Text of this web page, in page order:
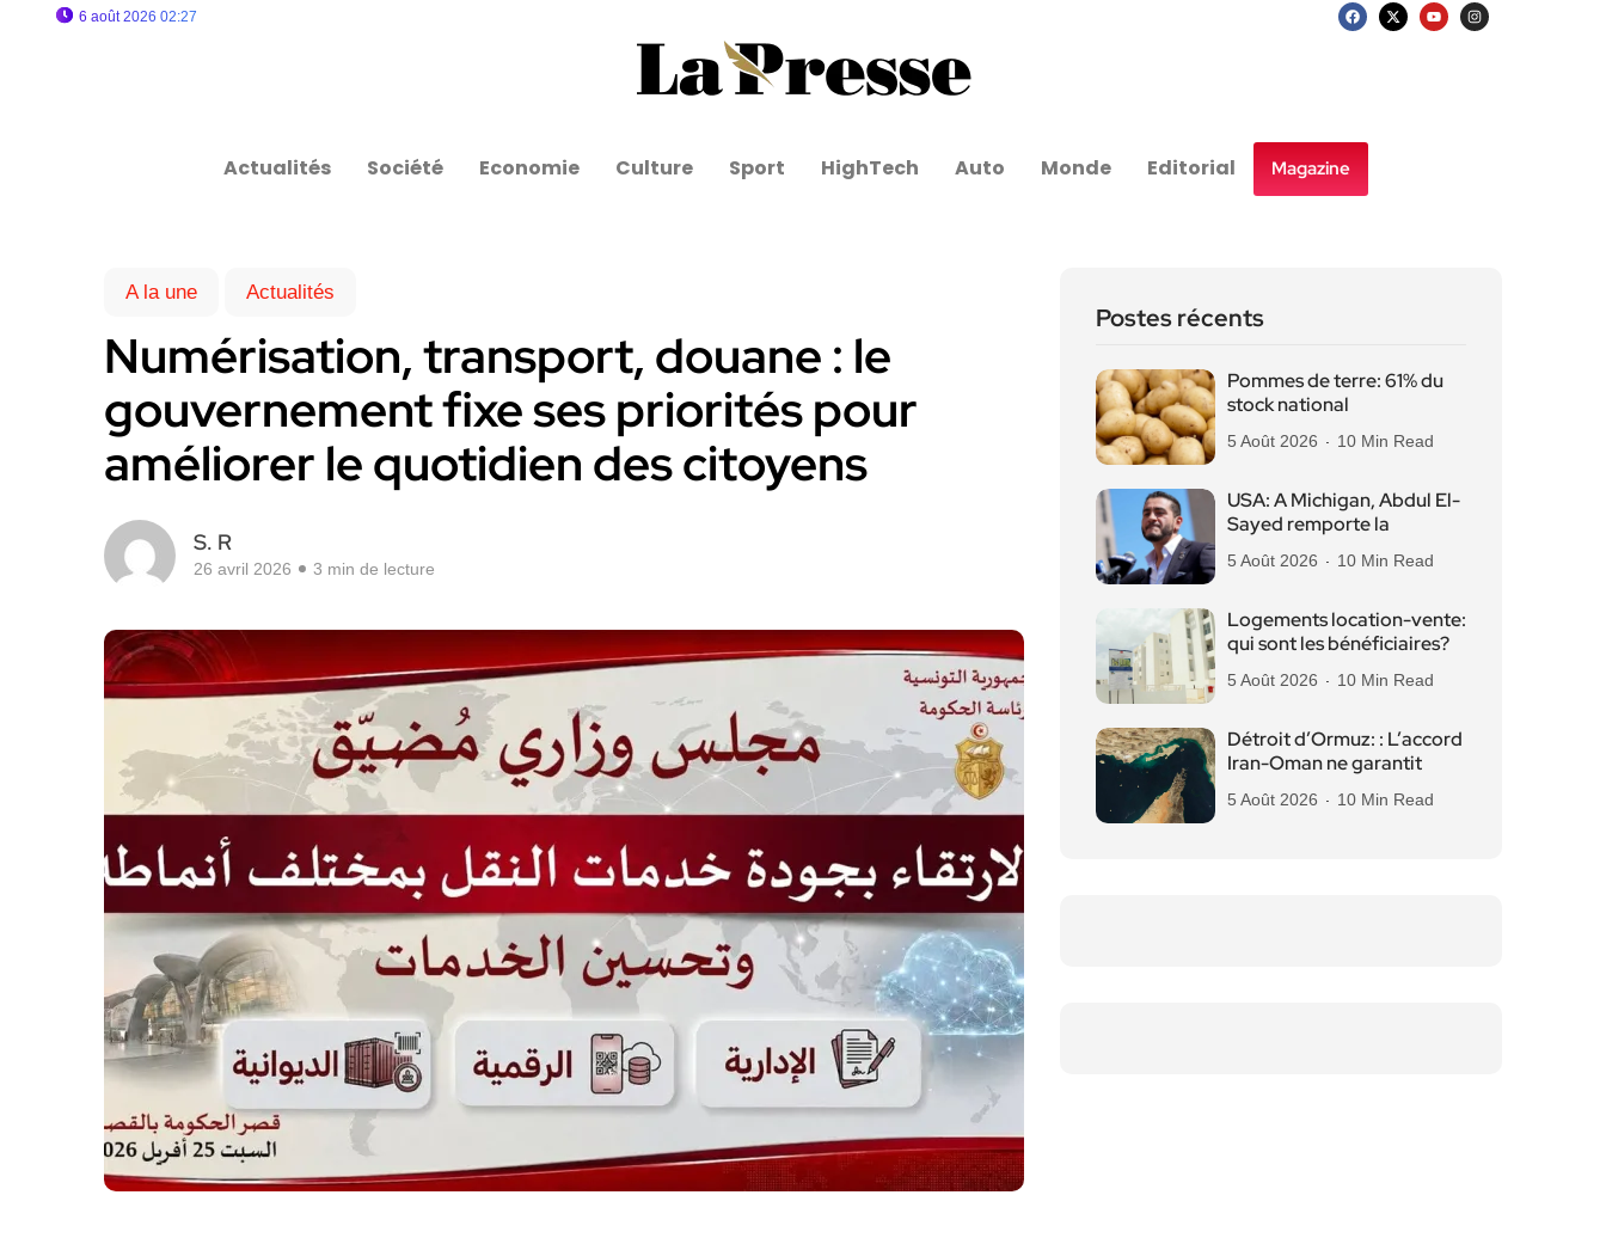
6 août 2026 02:27
Actualités Société Economie Culture Sport HighTech Auto Monde Editorial Magazine
A la une Actualités
Numérisation, transport, douane : le
gouvernement fixe ses priorités pour
améliorer le quotidien des citoyens
S. R
26 avril 2026 3 min de lecture
Postes récents
Pommes de terre: 61% du
stock national
5 Août 2026 10 Min Read
USA: A Michigan, Abdul El-
Sayed remporte la
5 Août 2026 10 Min Read
Logements location-vente:
qui sont les bénéficiaires?
5 Août 2026 10 Min Read
Détroit d’Ormuz: : L’accord
Iran-Oman ne garantit
5 Août 2026 10 Min Read